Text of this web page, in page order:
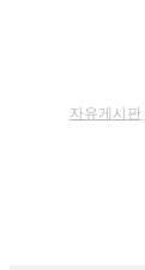
자유게시판